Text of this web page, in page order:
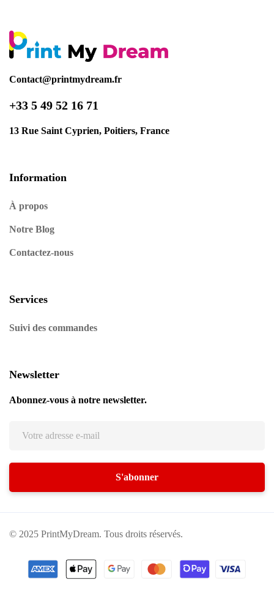
Contact@printmydream.fr
+33 5 49 52 16 71
13 Rue Saint Cyprien, Poitiers, France
Information
À propos
Notre Blog
Contactez-nous
Services
Suivi des commandes
Newsletter
Abonnez-vous à notre newsletter.
© 2025 PrintMyDream. Tous droits réservés.